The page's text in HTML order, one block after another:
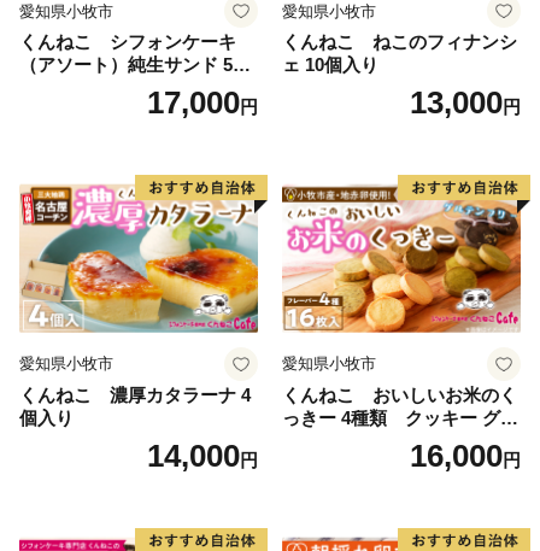
ナ林」として、北海道遺産に選定されています。
◆各お問い合わせ先はこちら◆
１．受領証明書再発行・ワンストップ受付状況について
０５０－３３５５－２１９７(全自治体共通)
※14桁の寄附受付番号とお申込み時の電話番号下４桁が
必要です
※休日・夜間も対応
２．お礼の品・配送について
黒松内町ふるさと納税コールセンター
営業時間 ９：００～１７：３０（祝土日を除く）
TEL：０１１－８８７－７３７３
Mail：kuromatsunai_furusato@souplesse.jp
愛知県小牧市
くんねこ シフォンケーキ
（アソート）純生サンド 5個
17,000円
愛知県小牧市
くんねこ ねこのフィナンシ
ェ 10個入り
13,000円
愛知県小牧市
くんねこ 濃厚カタラーナ 4
個入り
14,000円
愛知県小牧市
くんねこ おいしいお米のく
っきー 4種類 クッキー グル
16,000円